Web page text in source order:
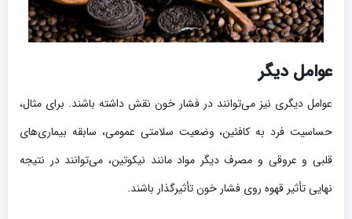
عوامل دیگر
عوامل دیگری نیز می‌توانند در فشار خون نقش داشته باشند. برای مثال،
حساسیت فرد به کافئین، وضعیت سلامتی عمومی، سابقه بیماری‌های
قلبی و عروقی و مصرف دیگر مواد مانند نیکوتین، می‌توانند در نتیجه
نهایی تأثیر قهوه روی فشار خون تأثیرگذار باشند.